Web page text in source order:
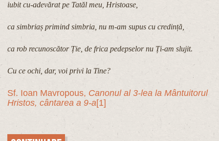
iubit cu-adevărat pe Tatăl meu, Hristoase,
ca simbriaș primind simbria, nu m-am supus cu credință,
ca rob recunoscător Ție, de frica pedepselor nu Ți-am slujit.
Cu ce ochi, dar, voi privi la Tine?
Sf. Ioan Mavropous, Canonul al 3-lea la Mântuitorul
Hristos, cântarea a 9-a[1]